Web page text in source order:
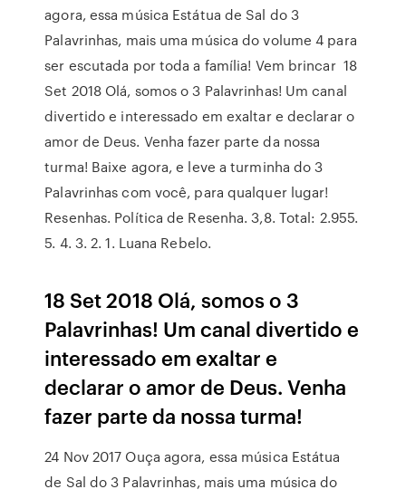
agora, essa música Estátua de Sal do 3
Palavrinhas, mais uma música do volume 4 para
ser escutada por toda a família! Vem brincar 18
Set 2018 Olá, somos o 3 Palavrinhas! Um canal
divertido e interessado em exaltar e declarar o
amor de Deus. Venha fazer parte da nossa
turma! Baixe agora, e leve a turminha do 3
Palavrinhas com você, para qualquer lugar!
Resenhas. Política de Resenha. 3,8. Total: 2.955.
5. 4. 3. 2. 1. Luana Rebelo.
18 Set 2018 Olá, somos o 3
Palavrinhas! Um canal divertido e
interessado em exaltar e
declarar o amor de Deus. Venha
fazer parte da nossa turma!
24 Nov 2017 Ouça agora, essa música Estátua
de Sal do 3 Palavrinhas, mais uma música do